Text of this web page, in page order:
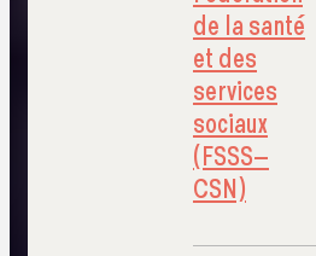
de la santé
et des
services
sociaux
(FSSS–
CSN)